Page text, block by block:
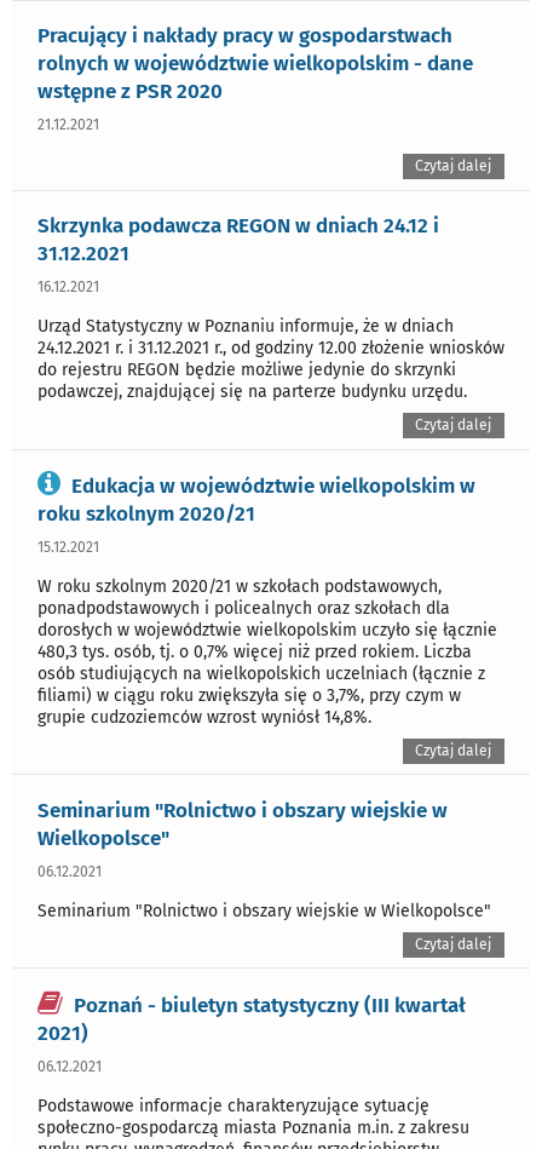
Pracujący i nakłady pracy w gospodarstwach
rolnych w województwie wielkopolskim - dane
wstępne z PSR 2020
21.12.2021
Czytaj dalej
Skrzynka podawcza REGON w dniach 24.12 i
31.12.2021
16.12.2021
Urząd Statystyczny w Poznaniu informuje, że w dniach
24.12.2021 r. i 31.12.2021 r., od godziny 12.00 złożenie wniosków
do rejestru REGON będzie możliwe jedynie do skrzynki
podawczej, znajdującej się na parterze budynku urzędu.
Czytaj dalej
Edukacja w województwie wielkopolskim w
roku szkolnym 2020/21
15.12.2021
W roku szkolnym 2020/21 w szkołach podstawowych,
ponadpodstawowych i policealnych oraz szkołach dla
dorosłych w województwie wielkopolskim uczyło się łącznie
480,3 tys. osób, tj. o 0,7% więcej niż przed rokiem. Liczba
osób studiujących na wielkopolskich uczelniach (łącznie z
filiami) w ciągu roku zwiększyła się o 3,7%, przy czym w
grupie cudzoziemców wzrost wyniósł 14,8%.
Czytaj dalej
Seminarium "Rolnictwo i obszary wiejskie w
Wielkopolsce"
06.12.2021
Seminarium "Rolnictwo i obszary wiejskie w Wielkopolsce"
Czytaj dalej
Poznań - biuletyn statystyczny (III kwartał
2021)
06.12.2021
Podstawowe informacje charakteryzujące sytuację
społeczno-gospodarczą miasta Poznania m.in. z zakresu